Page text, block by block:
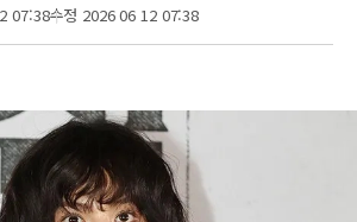
07:38수정 2026 06 12 07:38